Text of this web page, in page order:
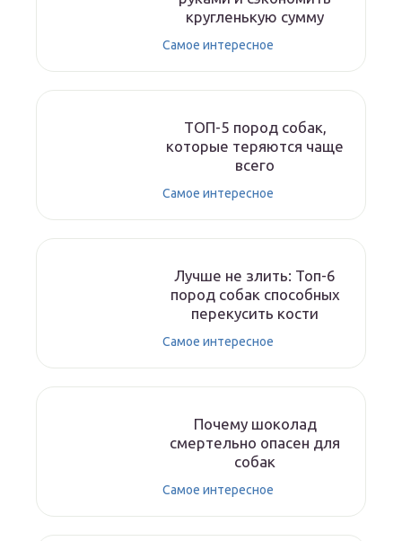
кругленькую сумму
Самое интересное
ТОП-5 пород собак,
которые теряются чаще
всего
Самое интересное
Лучше не злить: Топ-6
пород собак способных
перекусить кости
Самое интересное
Почему шоколад
смертельно опасен для
собак
Самое интересное